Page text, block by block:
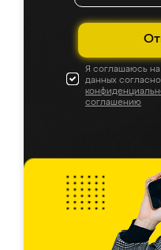
Я соглашаюсь
данных согласно
соглашению